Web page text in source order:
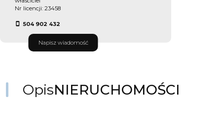
Nr licencji: 23458
504 902 432
Napisz wiadomość
OpisNIERUCHOMOŚCI